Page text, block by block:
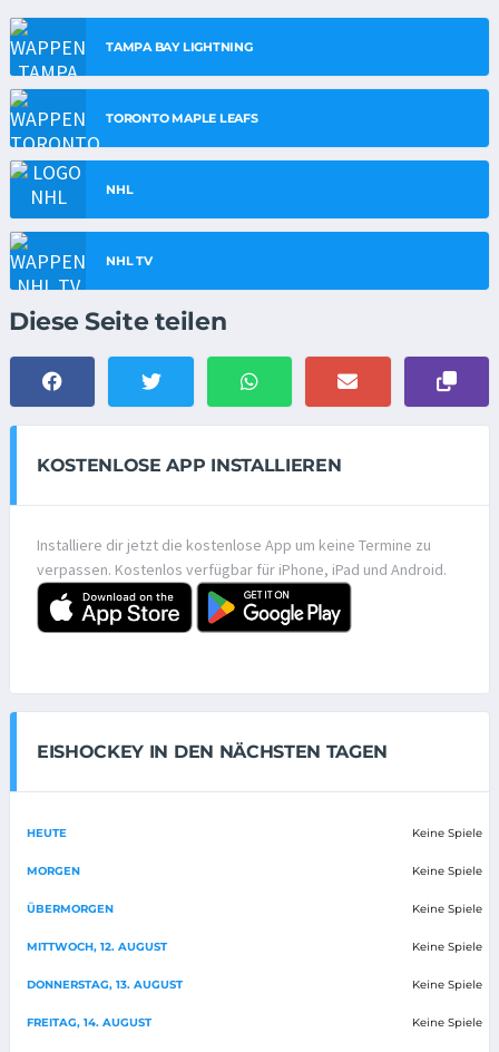
TAMPA BAY LIGHTNING
TORONTO MAPLE LEAFS
NHL
NHL TV
Diese Seite teilen
KOSTENLOSE APP INSTALLIEREN
Installiere dir jetzt die kostenlose App um keine Termine zu
verpassen. Kostenlos verfügbar für iPhone, iPad und Android.
EISHOCKEY IN DEN NÄCHSTEN TAGEN
HEUTE Keine Spiele
MORGEN Keine Spiele
ÜBERMORGEN Keine Spiele
MITTWOCH, 12. AUGUST Keine Spiele
DONNERSTAG, 13. AUGUST Keine Spiele
FREITAG, 14. AUGUST Keine Spiele